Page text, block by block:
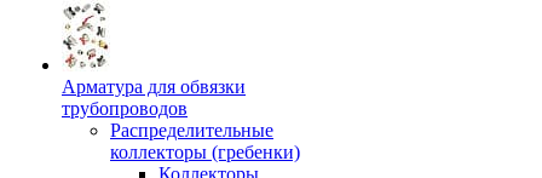
Арматура для обвязки
трубопроводов
Распределительные
коллекторы (гребенки)